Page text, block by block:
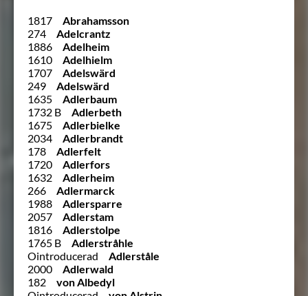
1817
Abrahamsson
274
Adelcrantz
1886
Adelheim
1610
Adelhielm
1707
Adelswärd
249
Adelswärd
1635
Adlerbaum
1732 B
Adlerbeth
1675
Adlerbielke
2034
Adlerbrandt
178
Adlerfelt
1720
Adlerfors
1632
Adlerheim
266
Adlermarck
1988
Adlersparre
2057
Adlerstam
1816
Adlerstolpe
1765 B
Adlerstråhle
Ointroducerad
Adlerståle
2000
Adlerwald
182
von Albedyl